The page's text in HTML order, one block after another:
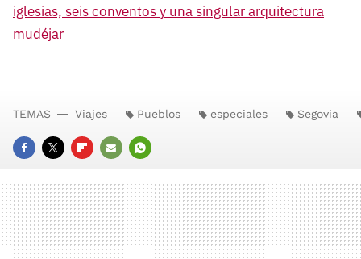
iglesias, seis conventos y una singular arquitectura
mudéjar
FACEBOOK
TWITTERFLIPBOARD
E-
MAIL
WHATSAPP
TEMAS Viajes Pueblos especiales Segovia